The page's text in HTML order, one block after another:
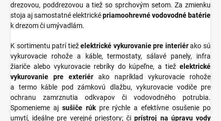
drezovou, poddrezovou a tiež so sprchovým setom. Za zmienku
stoja aj samostatné elektricképriamoohrevnévodovodné batérie
k drezom či umývadlám.
K sortimentu patrí tieželektrické vykurovanie pre interiérako sú
vykurovacie rohože a káble, termostaty, sálavé panely, infra
žiariče alebo vykurovacie rebríky do kúpeľne, a tiež elektrické
vykurovanie pre exteriér ako napríklad vykurovacie rohože
a termo káble pod zámkovú dlažbu, vykurovacie vodiče pre
ochranu zamrznutia odkvapov či vodovodného potrubia.
Spomenieme aj sušiče rúkpre rýchle a efektívne osušenie po
umytí, ideálne pre verejné priestory; čiprístroj na úpravu vody